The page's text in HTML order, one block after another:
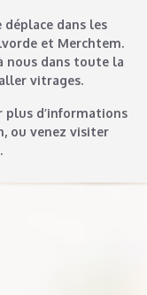
déplace dans les
et Merchtem.
nous dans toute la
vitrages.
plus d’informations
ou venez visiter
.